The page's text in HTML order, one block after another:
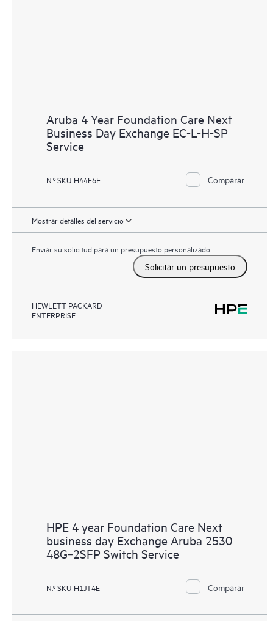
Aruba 4 Year Foundation Care Next
Business Day Exchange EC-L-H-SP
Service
N.º SKU H44E6E Comparar
Mostrar detalles del servicio
Enviar su solicitud para un presupuesto personalizado
Solicitar un presupuesto
HEWLETT PACKARD
ENTERPRISE
HPE 4 year Foundation Care Next
business day Exchange Aruba 2530
48G‑2SFP Switch Service
N.º SKU H1JT4E Comparar